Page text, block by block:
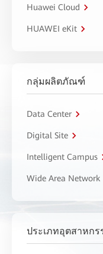
Huawei Cloud
HUAWEI eKit
กลุ่มผลิตภัณฑ์
Data Center
Digital Site
Intelligent Campus
Wide Area Network
ประเภทอุตสาหกร